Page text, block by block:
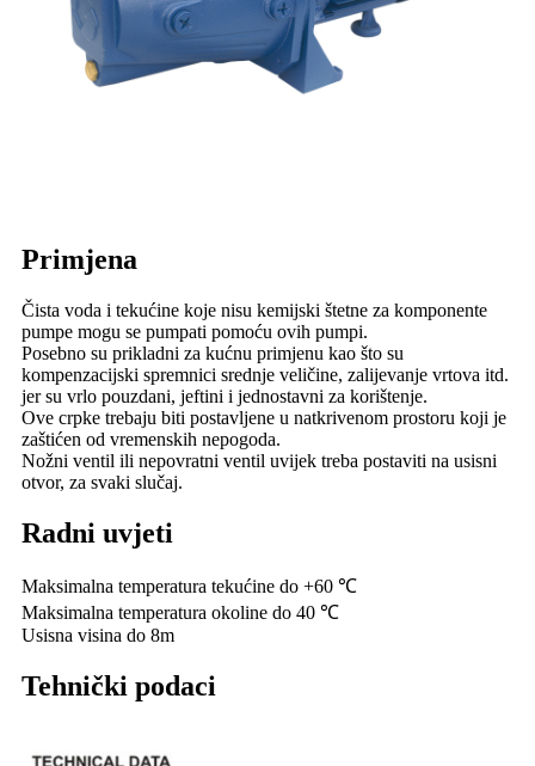
Primjena
Čista voda i tekućine koje nisu kemijski štetne za komponente
pumpe mogu se pumpati pomoću ovih pumpi.
Posebno su prikladni za kućnu primjenu kao što su
kompenzacijski spremnici srednje veličine, zalijevanje vrtova itd.
jer su vrlo pouzdani, jeftini i jednostavni za korištenje.
Ove crpke trebaju biti postavljene u natkrivenom prostoru koji je
zaštićen od vremenskih nepogoda.
Nožni ventil ili nepovratni ventil uvijek treba postaviti na usisni
otvor, za svaki slučaj.
Radni uvjeti
Maksimalna temperatura tekućine do +60 ℃
Maksimalna temperatura okoline do 40 ℃
Usisna visina do 8m
Tehnički podaci